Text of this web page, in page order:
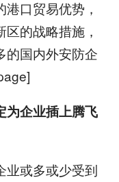
口贸易优势，
的战略措施，
的国内外安防企
为企业插上腾飞
或多或少受到